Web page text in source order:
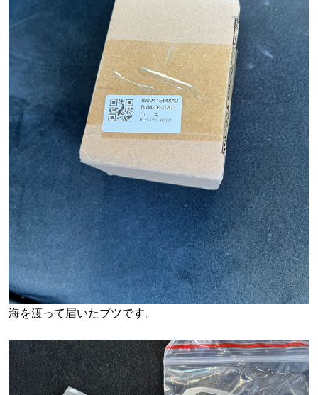
海を渡って届いたブツです。